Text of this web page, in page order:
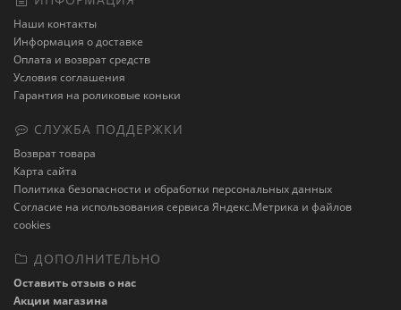
Наши контакты
Информация о доставке
Оплата и возврат средств
Условия соглашения
Гарантия на роликовые коньки
СЛУЖБА ПОДДЕРЖКИ
Возврат товара
Карта сайта
Политика безопасности и обработки персональных данных
Cогласие на использования сервиса Яндекс.Метрика и файлов
cookies
ДОПОЛНИТЕЛЬНО
Оставить отзыв о нас
Акции магазина